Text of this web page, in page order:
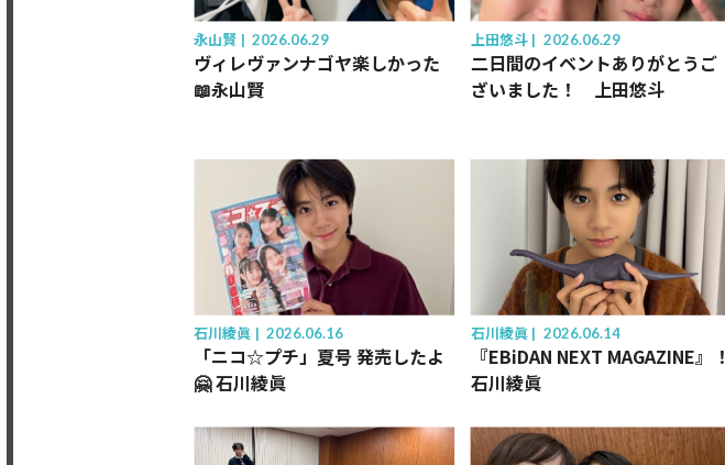
永山賢 2026.06.29
ヴィレヴァンナゴヤ楽しかった
📖永山賢
上田悠斗 2026.06.29
二日間のイベントありがとうご
ざいました！ 上田悠斗
石川綾眞 2026.06.16
「ニコ☆プチ」夏号 発売したよ
🤗 石川綾眞
石川綾眞 2026.06.14
『EBiDAN NEXT MAGAZINE』！
石川綾眞